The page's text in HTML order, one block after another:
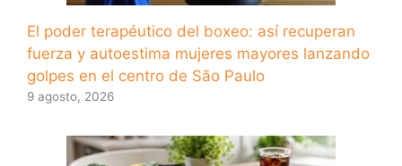
El poder terapéutico del boxeo: así recuperan
fuerza y ​​autoestima mujeres mayores lanzando
golpes en el centro de São Paulo
9 agosto, 2026